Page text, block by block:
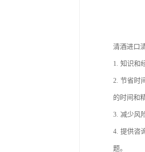
清酒进口
1. 知识和
2. 节省时
的时间和
3. 减少风
4. 提供咨
题。